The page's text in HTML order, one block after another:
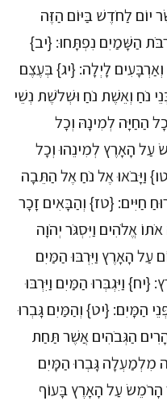
יוֹם לַחֹדֶשׁ בַּיּוֹם הַזֶּה
הַשָּׁמַיִם נִפְתָּחוּ: {יב}
לָיְלָה: {יג} בְּעֶצֶם
נֹחַ וְאֵשֶׁת נֹחַ וּשְׁלֹשֶׁת נְשֵׁי
הַחַיָּה לְמִינָהּ וְכָל
הָאָרֶץ לְמִינֵהוּ וְכָל
וַיָּבֹאוּ אֶל נֹחַ אֶל הַתֵּבָה
חַיִּים: {טז} וְהַבָּאִים זָכָר
אֱלֹהִים וַיִּסְגֹּר יְהֹוָה
עַל הָאָרֶץ וַיִּרְבּוּ הַמַּיִם
וַיִּגְבְּרוּ הַמַּיִם וַיִּרְבּוּ
הַמָּיִם: {יט} וְהַמַּיִם גָּבְרוּ
הַגְּבֹהִים אֲשֶׁר תַּחַת
גָּבְרוּ הַמָּיִם
הָרֹמֵשׂ עַל הָאָרֶץ בָּעוֹף